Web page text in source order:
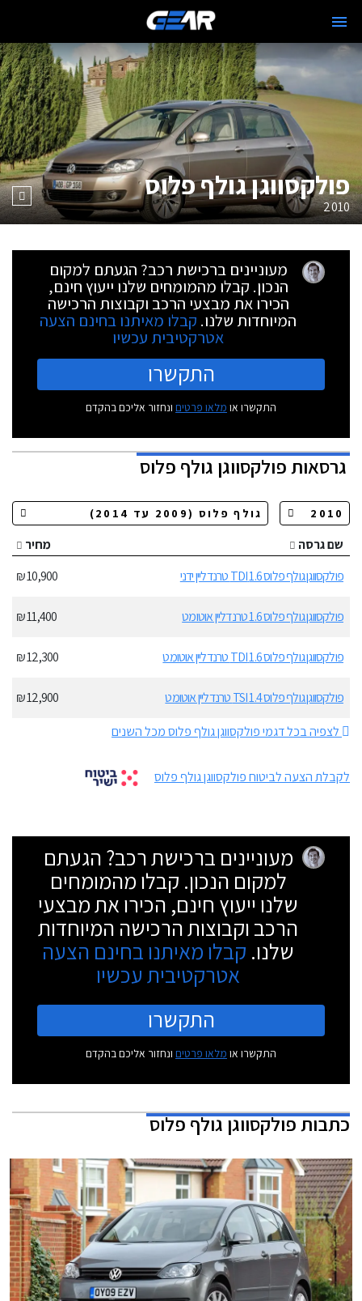
פולקסווגן גולף פלוס
2010
מעוניינים ברכישת רכב? הגעתם למקום
הנכון. קבלו מהמומחים שלנו ייעוץ חינם,
הכירו את מבצעי הרכב וקבוצות הרכישה
המיוחדות שלנו. קבלו מאיתנו בחינם הצעה
אטרקטיבית עכשיו
התקשרו
התקשרו או מלאו פרטים ונחזור אליכם בהקדם
גרסאותפולקסווגן גולף פלוס
שם גרסה
מחיר
פולקסווגן גולף פלוס 1.6 TDI טרנדליין ידני
10,900 ₪
פולקסווגן גולף פלוס 1.6 טרנדליין אוטומט 11,400 ₪
פולקסווגן גולף פלוס 1.6 TDI טרנדליין אוטומט 12,300 ₪
פולקסווגן גולף פלוס 1.4 TSI טרנדליין אוטומט
12,900 ₪
לצפיה בכל דגמי פולקסווגן גולף פלוס מכל השנים
לקבלת הצעה לביטוח פולקסווגן גולף פלוס
מעוניינים ברכישת רכב? הגעתם
למקום הנכון. קבלו מהמומחים
שלנו ייעוץ חינם, הכירו את מבצעי
הרכב וקבוצות הרכישה המיוחדות
שלנו. קבלו מאיתנו בחינם הצעה
אטרקטיבית עכשיו
התקשרו
התקשרו או מלאו פרטים ונחזור אליכם בהקדם
כתבותפולקסווגן גולף פלוס